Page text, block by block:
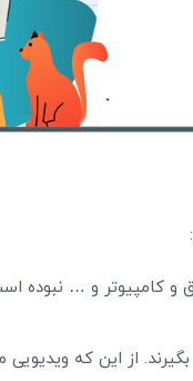
کامپیوتر و … نبوده
از این که